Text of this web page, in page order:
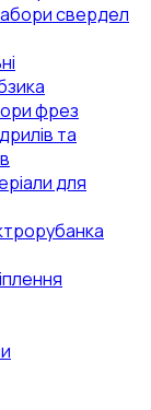
свердел
фрез
та
для